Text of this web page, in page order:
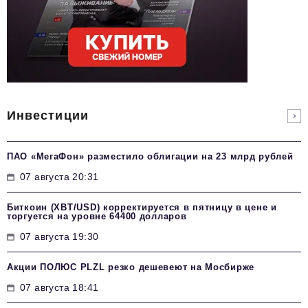
Инвестиции
ПАО «МегаФон» разместило облигации на 23 млрд рублей
07 августа 20:31
Биткоин (XBT/USD) корректируется в пятницу в цене и
торгуется на уровне 64400 долларов
07 августа 19:30
Акции ПОЛЮС PLZL резко дешевеют на Мосбирже
07 августа 18:41